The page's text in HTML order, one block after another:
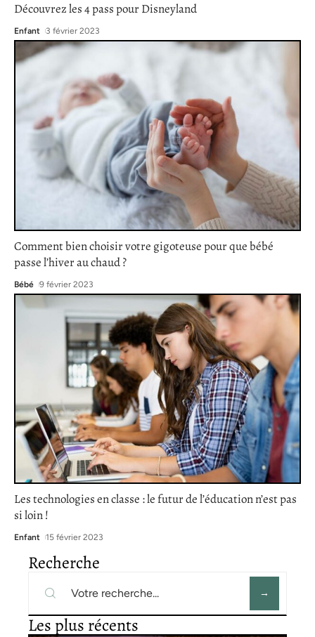
Découvrez les 4 pass pour Disneyland
Enfant 3 février 2023
Comment bien choisir votre gigoteuse pour que bébé
passe l’hiver au chaud ?
Bébé 9 février 2023
Les technologies en classe : le futur de l’éducation n’est pas
si loin !
Enfant 15 février 2023
Recherche
Les plus récents